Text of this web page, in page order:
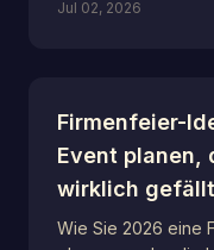
Jul 02, 2026
Firmenfeier-
Event planen,
wirklich gefällt
Wie Sie 2026 eine